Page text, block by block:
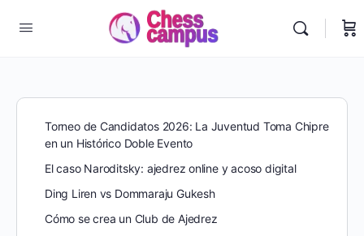
Torneo de Candidatos 2026: La Juventud Toma Chipre
en un Histórico Doble Evento
El caso Naroditsky: ajedrez online y acoso digital
Ding Liren vs Dommaraju Gukesh
Cómo se crea un Club de Ajedrez